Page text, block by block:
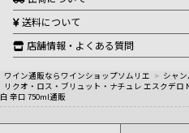
送料について
店舗情報・よくある質問
ワイン通販ならワインショップソムリエ > シャ
リクオ・ロス・ブリュット・ナチュレ エスクデロ
白 辛口 750ml通販